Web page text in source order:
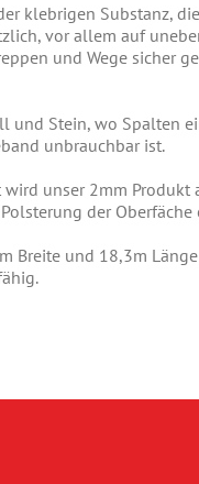
klebrigen Substanz,
vor allem auf
und Wege sicher
und Stein, wo Spalten
unbrauchbar ist.
unser 2mm Produkt
der
Breite und 18,3m